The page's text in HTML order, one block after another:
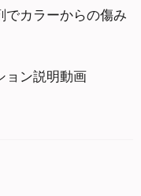
でカラーからの傷み
ョン説明動画